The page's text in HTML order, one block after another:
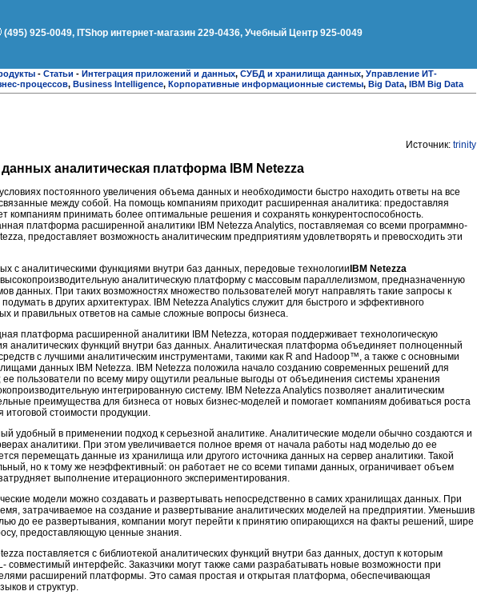
(495) 925-0049, ITShop интернет-магазин 229-0436, Учебный Центр 925-0049
- Статьи - Интеграция приложений и данных, СУБД и хранилища данных, Управление ИТ-
процессов, Business Intelligence, Корпоративные информационные системы, Big Data, IBM Big Data
Источник: trinity
аналитическая платформа IBM Netezza
постоянного увеличения объема данных и необходимости быстро находить ответы на все
между собой. На помощь компаниям приходит расширенная аналитика: предоставляя
компаниям принимать более оптимальные решения и сохранять конкурентоспособность.
платформа расширенной аналитики IBM Netezza Analytics, поставляемая со всеми программно-
предоставляет возможность аналитическим предприятиям удовлетворять и превосходить эти
с аналитическими функциями внутри баз данных, передовые технологии IBM Netezza
аналитическую платформу с массовым параллелизмом, предназначенную
данных. При таких возможностях множество пользователей могут направлять такие запросы к
в других архитектурах. IBM Netezza Analytics служит для быстрого и эффективного
и правильных ответов на самые сложные вопросы бизнеса.
платформа расширенной аналитики IBM Netezza, которая поддерживает технологическую
аналитических функций внутри баз данных. Аналитическая платформа объединяет полноценный
с лучшими аналитическим инструментами, такими как R and Hadoop™, а также с основными
данных IBM Netezza. IBM Netezza положила начало созданию современных решений для
пользователи по всему миру ощутили реальные выгоды от объединения системы хранения
интегрированную систему. IBM Netezza Analytics позволяет аналитическим
преимущества для бизнеса от новых бизнес-моделей и помогает компаниям добиваться роста
стоимости продукции.
удобный в применении подход к серьезной аналитике. Аналитические модели обычно создаются и
аналитики. При этом увеличивается полное время от начала работы над моделью до ее
перемещать данные из хранилища или другого источника данных на сервер аналитики. Такой
но к тому же неэффективный: он работает не со всеми типами данных, ограничивает объем
выполнение итерационного экспериментирования.
модели можно создавать и развертывать непосредственно в самих хранилищах данных. При
затрачиваемое на создание и развертывание аналитических моделей на предприятии. Уменьшив
до ее развертывания, компании могут перейти к принятию опирающихся на факты решений, шире
предоставляющую ценные знания.
поставляется с библиотекой аналитических функций внутри баз данных, доступ к которым
совместимый интерфейс. Заказчики могут также сами разрабатывать новые возможности при
расширений платформы. Это самая простая и открытая платформа, обеспечивающая
и структур.